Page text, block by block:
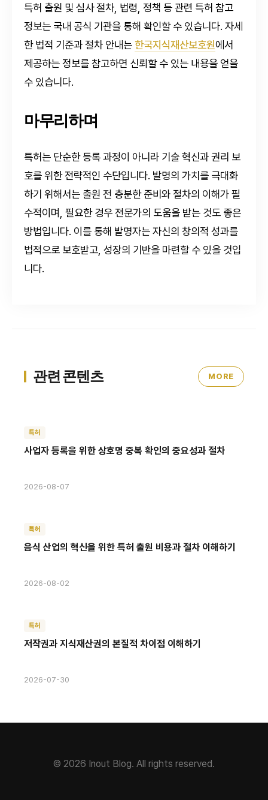
특허 출원 및 심사 절차, 법령, 정책 등 관련 특허 참고
정보는 국내 공식 기관을 통해 확인할 수 있습니다. 자세
한 법적 기준과 절차 안내는한국지식재산보호원에서
제공하는 정보를 참고하면 신뢰할 수 있는 내용을 얻을
수 있습니다.
마무리하며
특허는 단순한 등록 과정이 아니라 기술 혁신과 권리 보
호를 위한 전략적인 수단입니다. 발명의 가치를 극대화
하기 위해서는 출원 전 충분한 준비와 절차의 이해가 필
수적이며, 필요한 경우 전문가의 도움을 받는 것도 좋은
방법입니다. 이를 통해 발명자는 자신의 창의적 성과를
법적으로 보호받고, 성장의 기반을 마련할 수 있을 것입
니다.
관련 콘텐츠 MORE
특허
사업자 등록을 위한 상호명 중복 확인의 중요성과 절차
2026-08-07
특허
음식 산업의 혁신을 위한 특허 출원 비용과 절차 이해하기
2026-08-02
특허
저작권과 지식재산권의 본질적 차이점 이해하기
2026-07-30
© 2026 Inout Blog. All rights reserved.